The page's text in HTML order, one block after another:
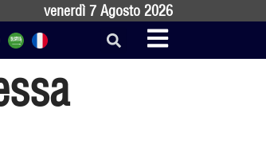
venerdì 7 Agosto 2026